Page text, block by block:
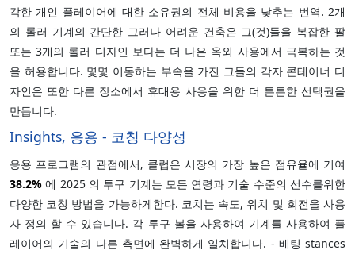
각한 개인 플레이어에 대한 소유권의 전체 비용을 낮추는 번역. 2개
의 롤러 기계의 간단한 그러나 어려운 건축은 그(것)들을 복잡한 팔
또는 3개의 롤러 디자인 보다는 더 나은 옥외 사용에서 극복하는 것
을 허용합니다. 몇몇 이동하는 부속을 가진 그들의 각자 콘테이너 디
자인은 또한 다른 장소에서 휴대용 사용을 위한 더 튼튼한 선택권을
만듭니다.
Insights, 응용 - 코칭 다양성
응용 프로그램의 관점에서, 클럽은 시장의 가장 높은 점유율에 기여
38.2% 에 2025 의 투구 기계는 모든 연령과 기술 수준의 선수를위한
다양한 코칭 방법을 가능하게한다. 코치는 속도, 위치 및 회전을 사용
자 정의 할 수 있습니다. 각 투구 볼을 사용하여 기계를 사용하여 플
레이어의 기술의 다른 측면에 완벽하게 일치합니다. - 배팅 stances